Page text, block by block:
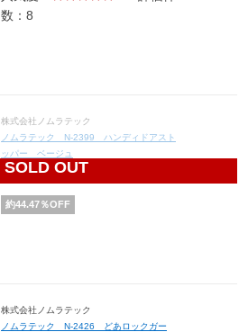
数：8
SOLD OUT
株式会社ノムラテック
ノムラテック N-2399 ハンディドアスト
ッパー ベージュ
4,220
約44.47％OFF
株式会社ノムラテック
ノムラテック N-2426 どあロックガー